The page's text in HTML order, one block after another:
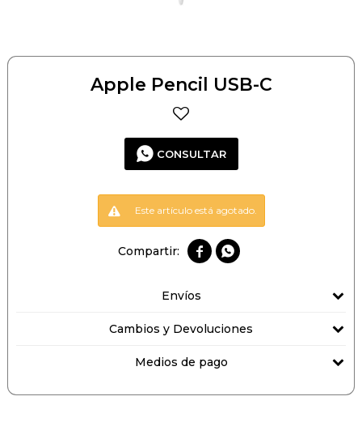
Apple Pencil USB-C
CONSULTAR
Este artículo está agotado.
 
Envíos
Cambios y Devoluciones
Medios de pago